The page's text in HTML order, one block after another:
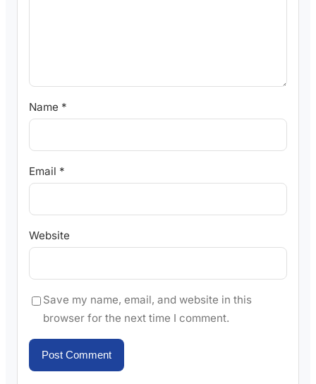
Name *
Email *
Website
Save my name, email, and website in this
browser for the next time I comment.